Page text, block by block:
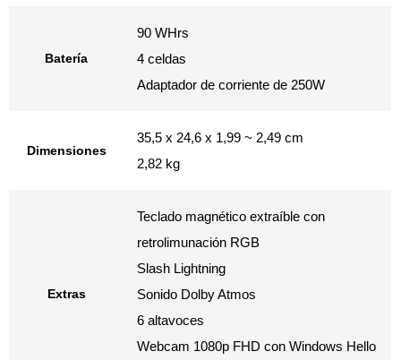
Batería
90 WHrs
4 celdas
Adaptador de corriente de 250W
Dimensiones
35,5 x 24,6 x 1,99 ~ 2,49 cm
2,82 kg
Extras
Teclado magnético extraíble con
retrolimunación RGB
Slash Lightning
Sonido Dolby Atmos
6 altavoces
Webcam 1080p FHD con Windows Hello